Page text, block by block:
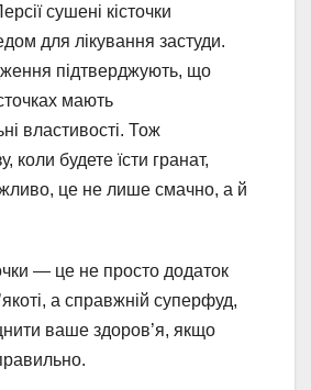
сушені кісточки
для лікування застуди.
підтверджують, що
мають
властивості. Тож
коли будете їсти гранат,
це не лише смачно, а й
— це не просто додаток
а справжній суперфуд,
ваше здоров’я, якщо